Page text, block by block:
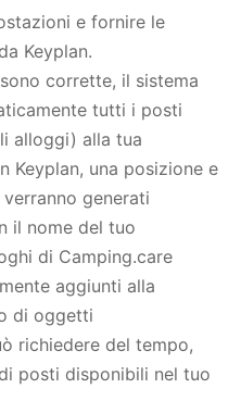
e fornire le
Keyplan.
corrette, il sistema
tutti i posti
alloggi) alla tua
Keyplan, una posizione e
generati
il nome del tuo
di Camping.care
aggiunti alla
di oggetti
richiedere del tempo,
posti disponibili nel tuo